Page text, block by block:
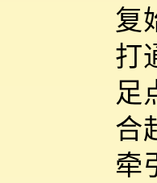
复
打
足
合
牵